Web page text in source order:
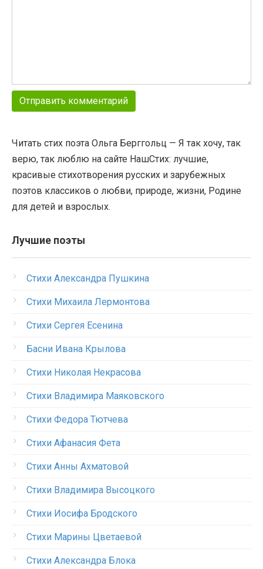
Читать стих поэта Ольга Берггольц — Я так хочу, так
верю, так люблю на сайте НашСтих: лучшие,
красивые стихотворения русских и зарубежных
поэтов классиков о любви, природе, жизни, Родине
для детей и взрослых.
Лучшие поэты
Стихи Александра Пушкина
Стихи Михаила Лермонтова
Стихи Сергея Есенина
Басни Ивана Крылова
Стихи Николая Некрасова
Стихи Владимира Маяковского
Стихи Федора Тютчева
Стихи Афанасия Фета
Стихи Анны Ахматовой
Стихи Владимира Высоцкого
Стихи Иосифа Бродского
Стихи Марины Цветаевой
Стихи Александра Блока